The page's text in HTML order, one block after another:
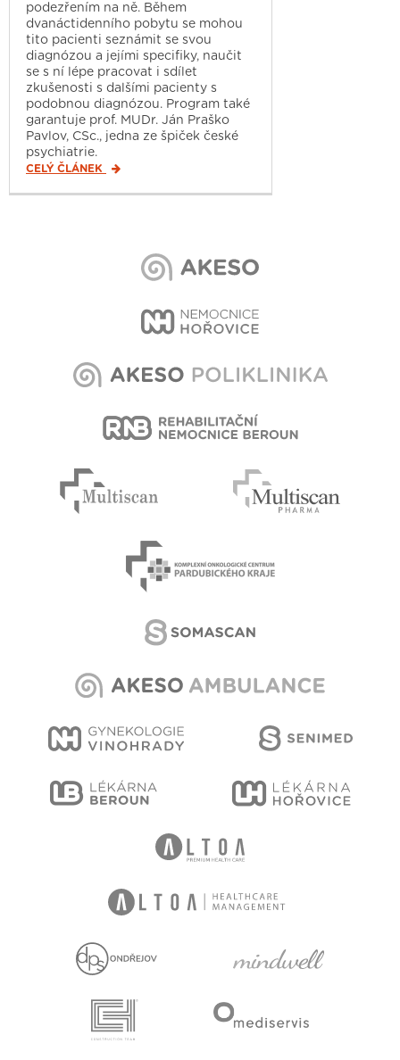
podezřením na ně. Během
dvanáctidenního pobytu se mohou
tito pacienti seznámit se svou
diagnózou a jejími specifiky, naučit
se s ní lépe pracovat i sdílet
zkušenosti s dalšími pacienty s
podobnou diagnózou. Program také
garantuje prof. MUDr. Ján Praško
Pavlov, CSc., jedna ze špiček české
psychiatrie.
CELÝ ČLÁNEK